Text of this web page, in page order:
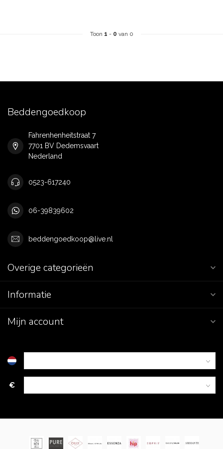
Toon 1 - 0 van 0
Beddengoedkoop
Fahrenhenheitstraat 7
7701 BV Dedemsvaart
Nederland
0523-617240
06-39839602
beddengoedkoop@live.nl
Overige categorieën
Informatie
Mijn account
€